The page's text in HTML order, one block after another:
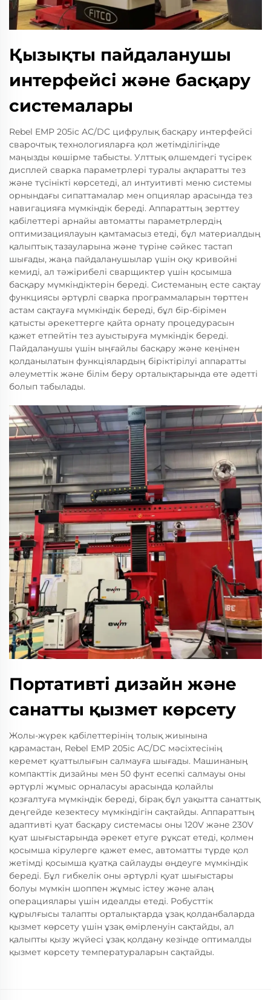
Қызықты пайдаланушы
интерфейсі және басқару
системалары
Rebel EMP 205ic AC/DC цифрулық басқару интерфейсі
сварочтық технологияларға қол жетімділігінде
маңызды көшірме табысты. Улттық өлшемдегі түсірек
дисплей сварка параметрлері туралы ақпаратты тез
және түсінікті көрсетеді, ал интуитивті меню системы
орнындағы сипаттамалар мен опциялар арасында тез
навигацияға мүмкіндік береді. Аппараттың зерттеу
қабілеттері арнайы автоматты параметрлердің
оптимизациялауын қамтамасыз етеді, бұл материалдың
қалыптық тазауларына және түріне сәйкес тастап
шығады, жаңа пайдаланушылар үшін оқу кривойні
кемиді, ал тәжірибелі сварщиктер үшін қосымша
басқару мүмкіндіктерін береді. Системаның есте сақтау
функциясы әртүрлі сварка программаларын төрттен
астам сақтауға мүмкіндік береді, бұл бір-бірімен
қатысты әрекеттерге қайта орнату процедурасын
қажет етпейтін тез ауыстыруға мүмкіндік береді.
Пайдаланушы үшін ыңғайлы басқару және кеңінен
қолданылатын функціялардың біріктірілуі аппаратты
әлеуметтік және білім беру орталықтарында өте әдетті
болып табылады.
Портативті дизайн және
санатты қызмет көрсету
Жолы-жүрек қабілеттерінің толық жиынына
қарамастан, Rebel EMP 205ic AC/DC мәсіхтесінің
керемет қуаттылығын салмауға шығады. Машинаның
компакттік дизайны мен 50 фунт есепкі салмауы оны
әртүрлі жұмыс орналасуы арасында қолайлы
қозғалтуға мүмкіндік береді, бірақ бұл уақытта санаттық
деңгейде кезектесу мүмкіндігін сақтайды. Аппараттың
адаптивті қуат басқару системасы оны 120V және 230V
қуат шығыстарында әрекет етуге рұқсат етеді, қолмен
қосымша кірулерге қажет емес, автоматты түрде қол
жетімді қосымша қуатқа сайлауды өңдеуге мүмкіндік
береді. Бұл гибкелік оны әртүрлі қуат шығыстары
болуы мүмкін шоппен жұмыс істеу және алаң
операциялары үшін идеалды етеді. Робусттік
құрылғысы талапты орталықтарда ұзақ қолданбаларда
қызмет көрсету үшін ұзақ өмірленуін сақтайды, ал
қалыпты қызу жүйесі ұзақ қолдану кезінде оптималды
қызмет көрсету температураларын сақтайды.